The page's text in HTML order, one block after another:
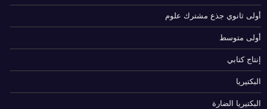
أولى ثانوي جذع مشترك علوم
أولى متوسط
إنتاج كتابي
البكتيريا
البكتيريا الضارة